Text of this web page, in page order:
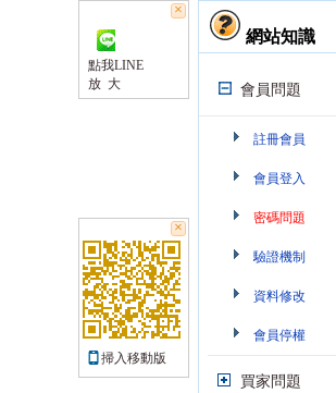
×
掃入移動版
×
點我LINE
放 大
網站知識
會員問題
註冊會員
會員登入
密碼問題
驗證機制
資料修改
會員停權
買家問題